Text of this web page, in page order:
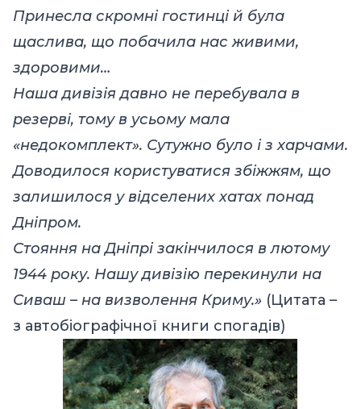
Принесла скромні гостинці й була
щаслива, що побачила нас живими,
здоровими…
Наша дивізія давно не перебувала в
резерві, тому в усьому мала
«недокомплект». Сутужно було і з харчами.
Доводилося користуватися збіжжям, що
залишилося у відселених хатах понад
Дніпром.
Стояння на Дніпрі закінчилося в лютому
1944 року. Нашу дивізію перекинули на
Сиваш – на визволення Криму.» (Цитата –
з автобіографічної книги спогадів)